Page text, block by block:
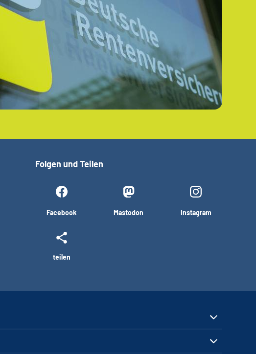
Folgen und Teilen
Facebook Mastodon Instagram
teilen